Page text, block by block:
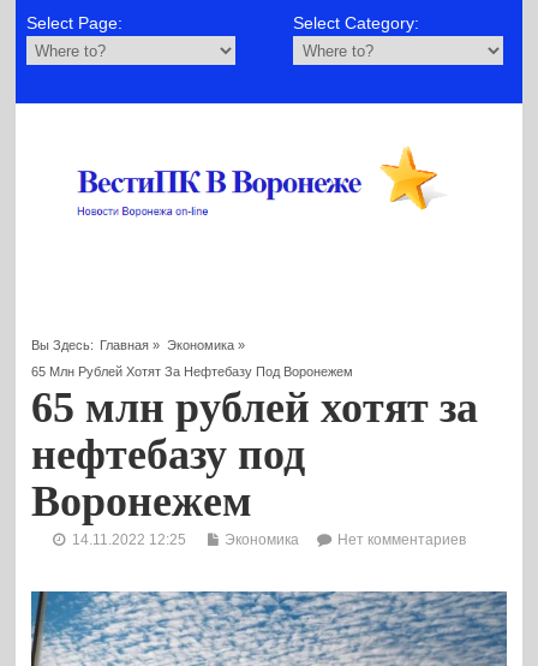
Select Page: Select Category:
Вы Здесь: Главная » Экономика»
65 Млн Рублей Хотят За Нефтебазу Под Воронежем
65 млн рублей хотят за
нефтебазу под
Воронежем
14.11.2022 12:25 Экономика Нет комментариев